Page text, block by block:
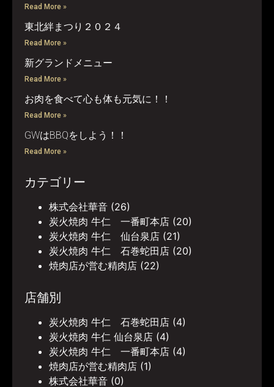
Read More »
東北絆まつり２０２４
Read More »
新グランドメニュー
Read More »
お肉を食べて心も体も元気に！！
Read More »
GWはBBQをしよう！！
Read More »
カテゴリー
株式会社華音 (26)
炭火焼肉 牛仁 一番町本店 (20)
炭火焼肉 牛仁 仙台泉店 (21)
炭火焼肉 牛仁 石巻蛇田店 (20)
焼肉店が営む精肉店 (22)
店舗別
炭火焼肉 牛仁 石巻蛇田店 (4)
炭火焼肉 牛仁 仙台泉店 (4)
炭火焼肉 牛仁 一番町本店 (4)
焼肉店が営む精肉店 (1)
株式会社華音 (0)